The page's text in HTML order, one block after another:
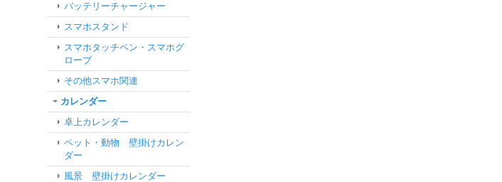
バッテリーチャージャー
スマホスタンド
スマホタッチペン・スマホグ
ローブ
その他スマホ関連
カレンダー
卓上カレンダー
ペット・動物 壁掛けカレン
ダー
風景 壁掛けカレンダー